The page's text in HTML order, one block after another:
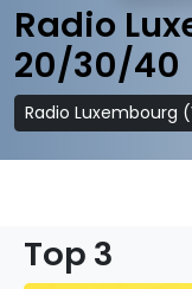
Radio
20/30/40
Radio Luxembourg
Top 3